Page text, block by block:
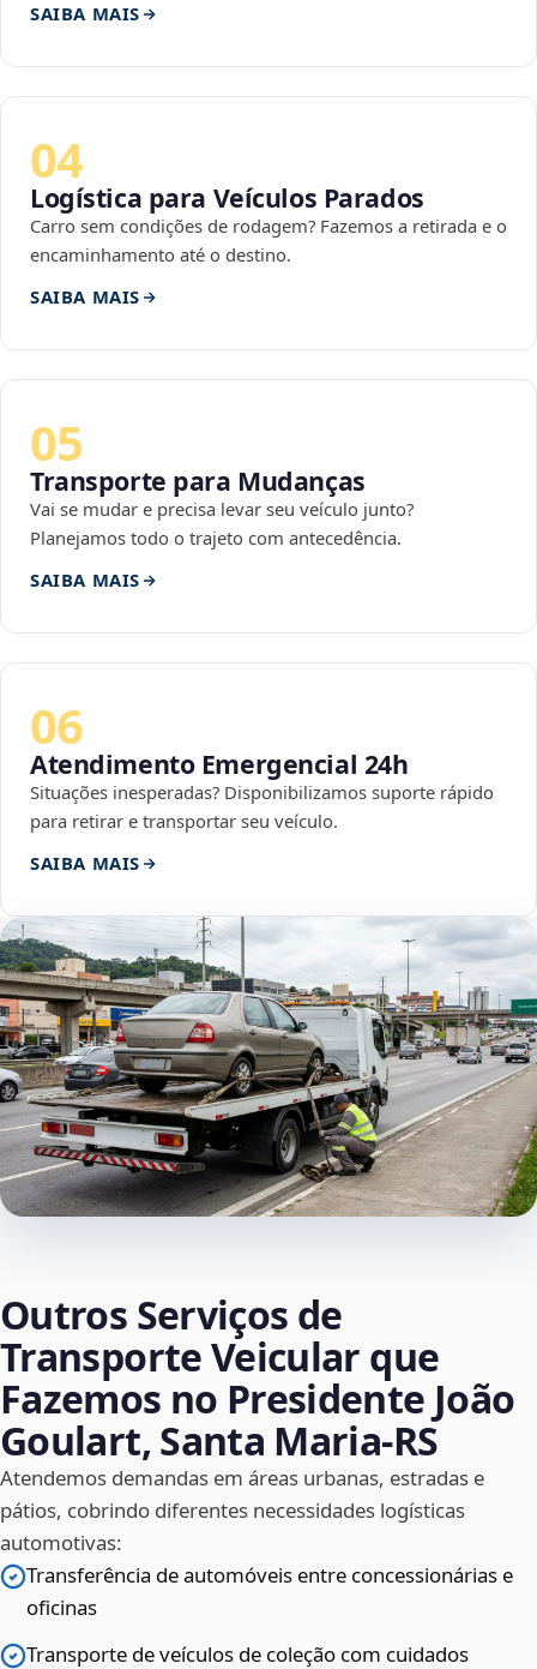
SAIBA MAIS
04
Logística para Veículos Parados
Carro sem condições de rodagem? Fazemos a retirada e o
encaminhamento até o destino.
SAIBA MAIS
05
Transporte para Mudanças
Vai se mudar e precisa levar seu veículo junto?
Planejamos todo o trajeto com antecedência.
SAIBA MAIS
06
Atendimento Emergencial 24h
Situações inesperadas? Disponibilizamos suporte rápido
para retirar e transportar seu veículo.
SAIBA MAIS
Outros Serviços de
Transporte Veicular que
Fazemos no Presidente João
Goulart, Santa Maria‑RS
Atendemos demandas em áreas urbanas, estradas e
pátios, cobrindo diferentes necessidades logísticas
automotivas:
Transferência de automóveis entre concessionárias e
oficinas
Transporte de veículos de coleção com cuidados